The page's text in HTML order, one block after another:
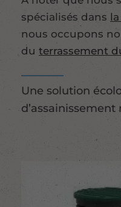
spécialisés dans
nous occupons
duterrassement
Une solution